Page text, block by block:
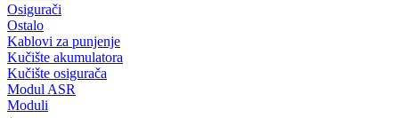
Osigurači
Ostalo
Kablovi za punjenje
Kučište akumulatora
Kučište osigurača
Modul ASR
Moduli